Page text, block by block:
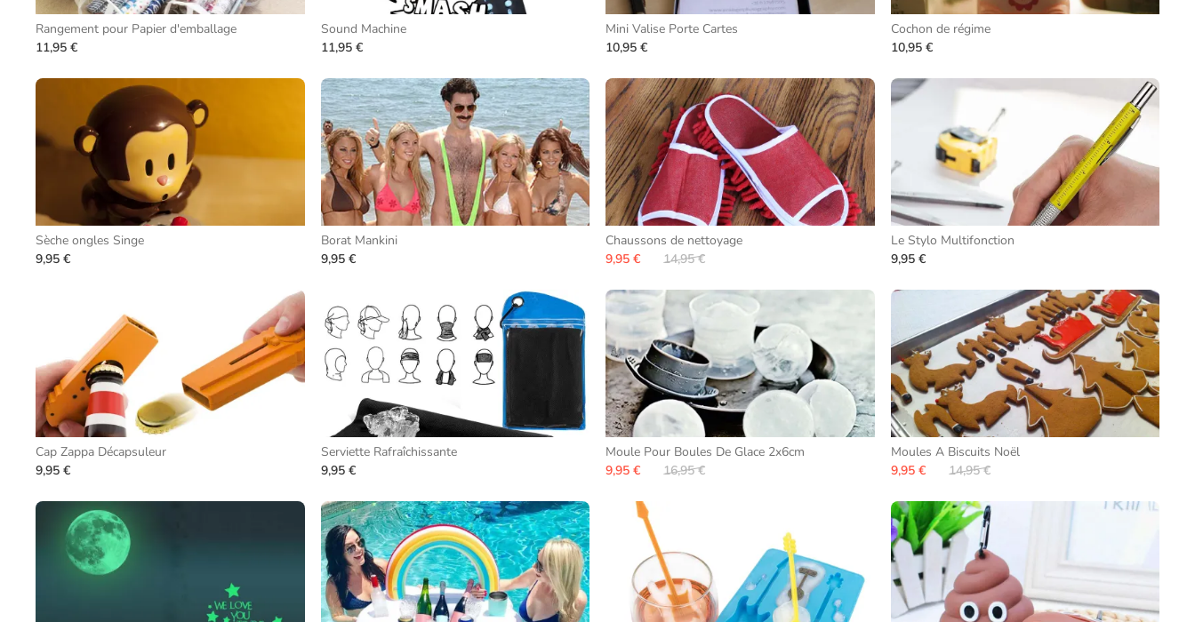
Rangement pour Papier d'emballage
11,95 €
Sound Machine
11,95 €
Mini Valise Porte Cartes
10,95 €
Cochon de régime
10,95 €
Sèche ongles Singe
9,95 €
Borat Mankini
9,95 €
Chaussons de nettoyage
9,95 €
14,95 €
Le Stylo Multifonction
9,95 €
Cap Zappa Décapsuleur
9,95 €
Serviette Rafraîchissante
9,95 €
Moule Pour Boules De Glace 2x6cm
9,95 €
16,95 €
Moules A Biscuits Noël
9,95 €
14,95 €